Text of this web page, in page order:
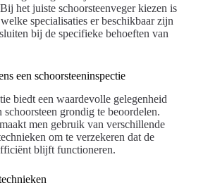
het juiste schoorsteenveger kiezen is
specialisaties er beschikbaar zijn
bij de specifieke behoeften van
een schoorsteeninspectie
biedt een waardevolle gelegenheid
grondig te beoordelen.
men gebruik van verschillende
om te verzekeren dat de
blijft functioneren.